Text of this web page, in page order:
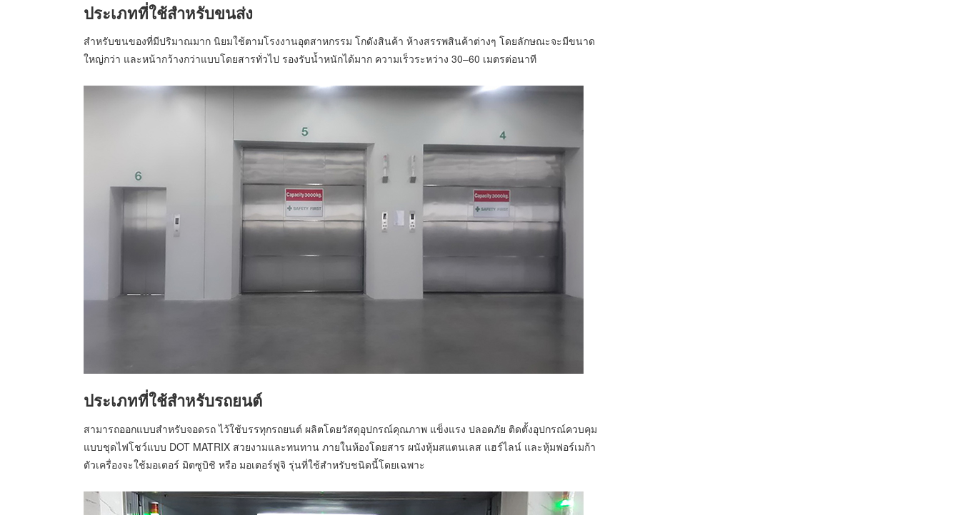
ประเภทที่ใช้สำหรับขนส่ง
สำหรับขนของที่มีปริมาณมาก นิยมใช้ตามโรงงานอุตสาหกรรม โกดังสินค้า ห้างสรรพสินค้าต่างๆ โดยลักษณะจะมีขนาด
ใหญ่กว่า และหน้ากว้างกว่าแบบโดยสารทั่วไป รองรับน้ำหนักได้มาก ความเร็วระหว่าง 30–60 เมตรต่อนาที
ประเภทที่ใช้สำหรับรถยนต์
สามารถออกแบบสำหรับจอดรถ ไว้ใช้บรรทุกรถยนต์ ผลิตโดยวัสดุอุปกรณ์คุณภาพ แข็งแรง ปลอดภัย ติดตั้งอุปกรณ์ควบคุม
แบบชุดไฟโชว์แบบ DOT MATRIX สวยงามและทนทาน ภายในห้องโดยสาร ผนังหุ้มสแตนเลส แฮร์ไลน์ และหุ้มฟอร์เมก้า
ตัวเครื่องจะใช้มอเตอร์ มิตซูบิชิ หรือ มอเตอร์ฟูจิ รุ่นที่ใช้สำหรับชนิดนี้โดยเฉพาะ